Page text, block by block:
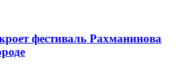
фестиваль Рахманинова